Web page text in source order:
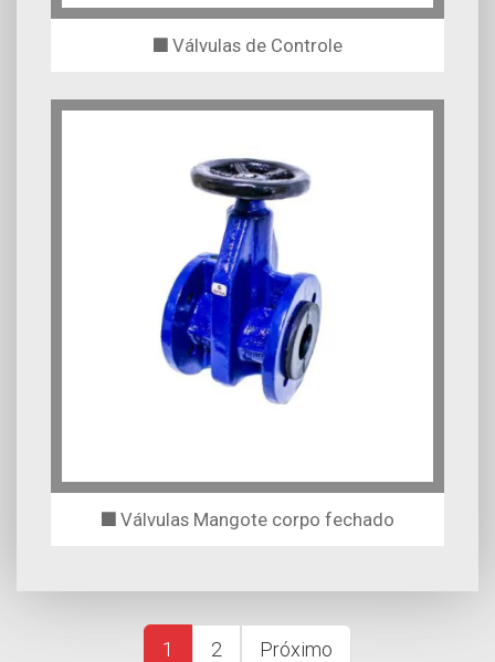
Válvulas de Controle
Válvulas Mangote corpo fechado
1 2 Próximo